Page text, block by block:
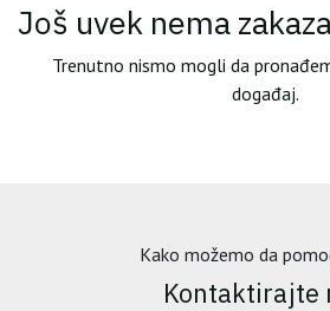
Još uvek nema
Trenutno nismo mogli da
događaj.
Kako možemo da
Kontaktirajte